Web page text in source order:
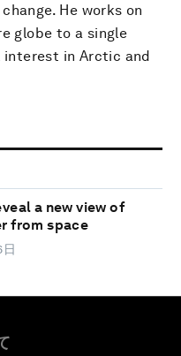
He works on
globe to a single
interest in Arctic and
a new view of
from space